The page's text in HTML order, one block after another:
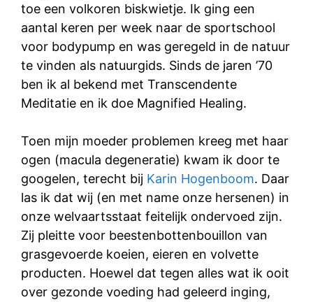
toe een volkoren biskwietje. Ik ging een
aantal keren per week naar de sportschool
voor bodypump en was geregeld in de natuur
te vinden als natuurgids. Sinds de jaren ’70
ben ik al bekend met Transcendente
Meditatie en ik doe Magnified Healing.
Toen mijn moeder problemen kreeg met haar
ogen (macula degeneratie) kwam ik door te
googelen, terecht bij Karin Hogenboom. Daar
las ik dat wij (en met name onze hersenen) in
onze welvaartsstaat feitelijk ondervoed zijn.
Zij pleitte voor beestenbottenbouillon van
grasgevoerde koeien, eieren en volvette
producten. Hoewel dat tegen alles wat ik ooit
over gezonde voeding had geleerd inging,